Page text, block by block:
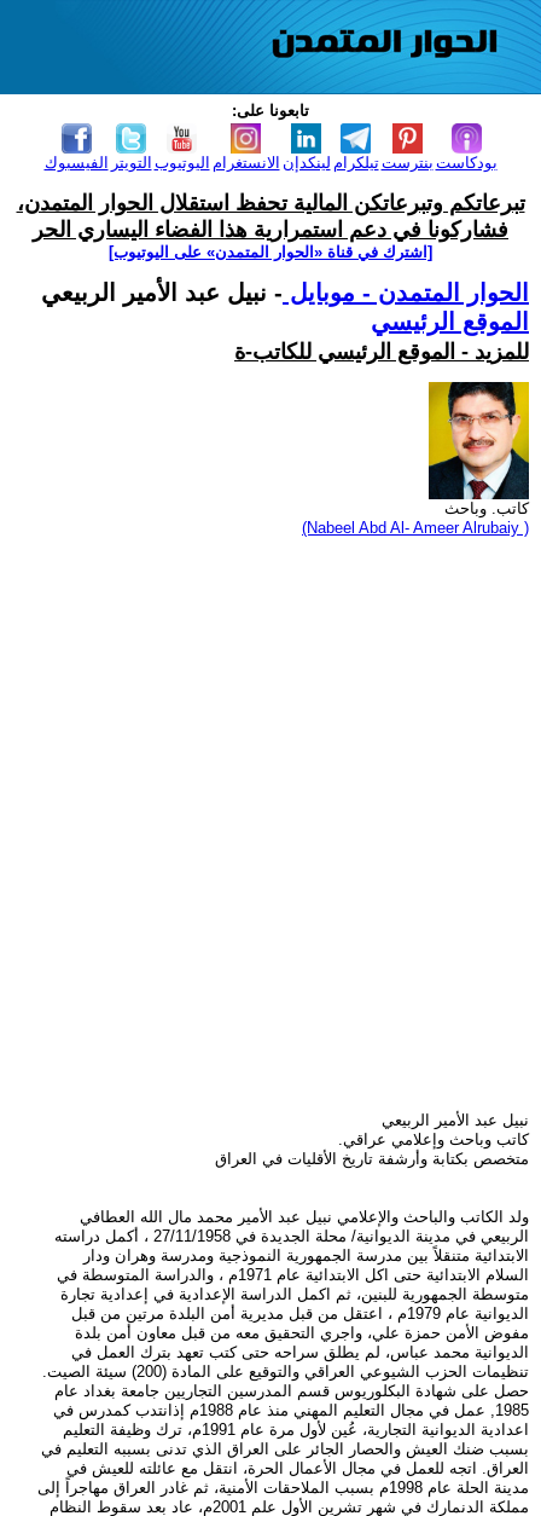
تابعونا على:
الفيسبوك التويتر اليوتيوب الانستغرام لينكدإن تيلكرامبنترست بودكاست
تبرعاتكم وتبرعاتكن المالية تحفظ استقلال الحوار المتمدن،
فشاركونا في دعم استمرارية هذا الفضاء اليساري الحر
[اشترك في قناة ‫«الحوار المتمدن» على اليوتيوب]
الحوار المتمدن - موبايل - نبيل عبد الأمير الربيعي
الموقع الرئيسي
للمزيد - الموقع الرئيسي للكاتب-ة
كاتب. وباحث
(Nabeel Abd Al- Ameer Alrubaiy )
نبيل عبد الأمير الربيعي
كاتب وباحث وإعلامي عراقي.
متخصص بكتابة وأرشفة تاريخ الأقليات في العراق
ولد الكاتب والباحث والإعلامي نبيل عبد الأمير محمد مال الله العطافي
الربيعي في مدينة الديوانية/ محلة الجديدة في 27/11/1958 ، أكمل دراسته
الابتدائية متنقلاً بين مدرسة الجمهورية النموذجية ومدرسة وهران ودار
السلام الابتدائية حتى اكل الابتدائية عام 1971م ، والدراسة المتوسطة في
متوسطة الجمهورية للبنين، ثم اكمل الدراسة الإعدادية في إعدادية تجارة
الديوانية عام 1979م ، اعتقل من قبل مديرية أمن البلدة مرتين من قبل
مفوض الأمن حمزة علي، واجري التحقيق معه من قبل معاون أمن بلدة
الديوانية محمد عباس، لم يطلق سراحه حتى كتب تعهد بترك العمل في
تنظيمات الحزب الشيوعي العراقي والتوقيع على المادة (200) سيئة الصيت.
حصل على شهادة البكلوريوس قسم المدرسين التجاريين جامعة بغداد عام
1985, عمل في مجال التعليم المهني منذ عام 1988م إذانتدب كمدرس في
اعدادية الديوانية التجارية، عُين لأول مرة عام 1991م، ترك وظيفة التعليم
بسبب ضنك العيش والحصار الجائر على العراق الذي تدنى بسببه التعليم في
العراق. اتجه للعمل في مجال الأعمال الحرة، انتقل مع عائلته للعيش في
مدينة الحلة عام 1998م بسبب الملاحقات الأمنية، ثم غادر العراق مهاجراً إلى
مملكة الدنمارك في شهر تشرين الأول علم 2001م، عاد بعد سقوط النظام